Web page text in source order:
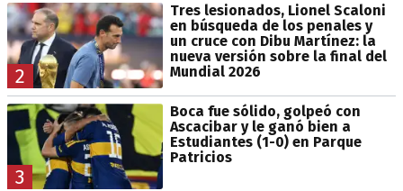
2
Tres lesionados, Lionel Scaloni
en búsqueda de los penales y
un cruce con Dibu Martínez: la
nueva versión sobre la final del
Mundial 2026
3
Boca fue sólido, golpeó con
Ascacibar y le ganó bien a
Estudiantes (1-0) en Parque
Patricios